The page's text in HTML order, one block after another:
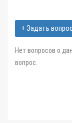
• Брюки
+ Задать вопрос
Нет вопросов о
вопрос.